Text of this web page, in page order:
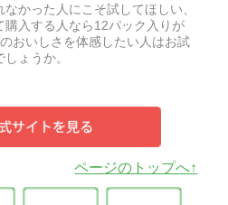
かった人にこそ試してほしい、
入する人なら12パック入りが
おいしさを体感したい人はお試
ょうか。
ページのトップへ↑